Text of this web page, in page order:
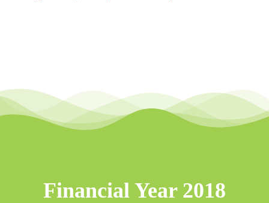
Financial Year 2018